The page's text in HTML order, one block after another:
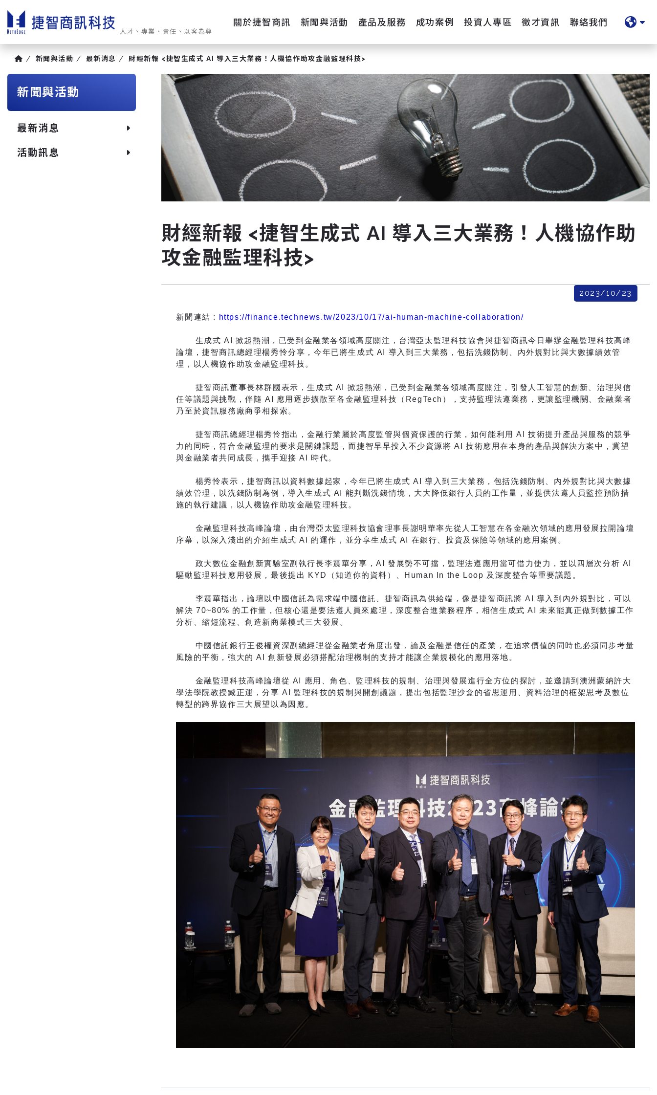
人才、專業、責任、以客為尊
關於捷智商訊 新聞與活動 產品及服務 成功案例 投資人專區 徵才資訊 聯絡我們
新聞與活動 最新消息 財經新報 <捷智生成式 AI 導入三大業務！人機協作助攻金融監理科技>
新聞與活動
最新消息
活動訊息
財經新報 <捷智生成式 AI 導入三大業務！人機協作助
攻金融監理科技>
2023/10/23
新聞連結 : https://finance.technews.tw/2023/10/17/ai-human-machine-collaboration/
生成式 AI 掀起熱潮，已受到金融業各領域高度關注，台灣亞太監理科技協會與捷智商訊今日舉辦金融監理科技高峰
論壇，捷智商訊總經理楊秀怜分享，今年已將生成式 AI 導入到三大業務，包括洗錢防制、內外規對比與大數據績效管
理，以人機協作助攻金融監理科技。
捷智商訊董事長林群國表示，生成式 AI 掀起熱潮，已受到金融業各領域高度關注，引發人工智慧的創新、治理與信
任等議題與挑戰，伴隨 AI 應用逐步擴散至各金融監理科技（RegTech），支持監理法遵業務，更讓監理機關、金融業者
乃至於資訊服務廠商爭相探索。
捷智商訊總經理楊秀怜指出，金融行業屬於高度監管與個資保護的行業，如何能利用 AI 技術提升產品與服務的競爭
力的同時，符合金融監理的要求是關鍵課題，而捷智早早投入不少資源將 AI 技術應用在本身的產品與解決方案中，冀望
與金融業者共同成長，攜手迎接 AI 時代。
楊秀怜表示，捷智商訊以資料數據起家，今年已將生成式 AI 導入到三大業務，包括洗錢防制、內外規對比與大數據
績效管理，以洗錢防制為例，導入生成式 AI 能判斷洗錢情境，大大降低銀行人員的工作量，並提供法遵人員監控預防措
施的執行建議，以人機協作助攻金融監理科技。
金融監理科技高峰論壇，由台灣亞太監理科技協會理事長謝明華率先從人工智慧在各金融次領域的應用發展拉開論壇
序幕，以深入淺出的介紹生成式 AI 的運作，並分享生成式 AI 在銀行、投資及保險等領域的應用案例。
政大數位金融創新實驗室副執行長李震華分享，AI 發展勢不可擋，監理法遵應用當可借力使力，並以四層次分析 AI
驅動監理科技應用發展，最後提出 KYD（知道你的資料）、Human In the Loop 及深度整合等重要議題。
李震華指出，論壇以中國信託為需求端中國信託、捷智商訊為供給端，像是捷智商訊將 AI 導入到內外規對比，可以
解決 70~80% 的工作量，但核心還是要法遵人員來處理，深度整合進業務程序，相信生成式 AI 未來能真正做到數據工作
分析、縮短流程、創造新商業模式三大發展。
中國信託銀行王俊權資深副總經理從金融業者角度出發，論及金融是信任的產業，在追求價值的同時也必須同步考量
風險的平衡，強大的 AI 創新發展必須搭配治理機制的支持才能讓企業規模化的應用落地。
金融監理科技高峰論壇從 AI 應用、角色、監理科技的規制、治理與發展進行全方位的探討，並邀請到澳洲蒙納許大
學法學院教授臧正運，分享 AI 監理科技的規制與開創議題，提出包括監理沙盒的省思運用、資料治理的框架思考及數位
轉型的跨界協作三大展望以為因應。